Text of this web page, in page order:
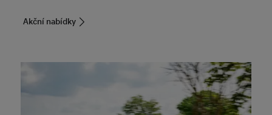
Akční nabídky